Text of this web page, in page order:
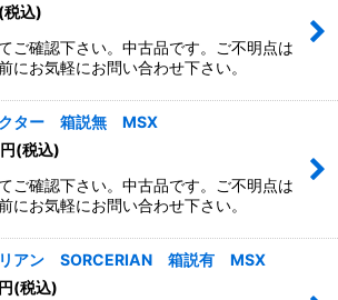
(税込)
ご確認下さい。中古品です。ご不明点は
にお気軽にお問い合わせ下さい。
クター 箱説無 MSX
円(税込)
ご確認下さい。中古品です。ご不明点は
にお気軽にお問い合わせ下さい。
リアン SORCERIAN 箱説有 MSX
円(税込)